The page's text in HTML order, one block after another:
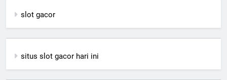
slot gacor
situs slot gacor hari ini